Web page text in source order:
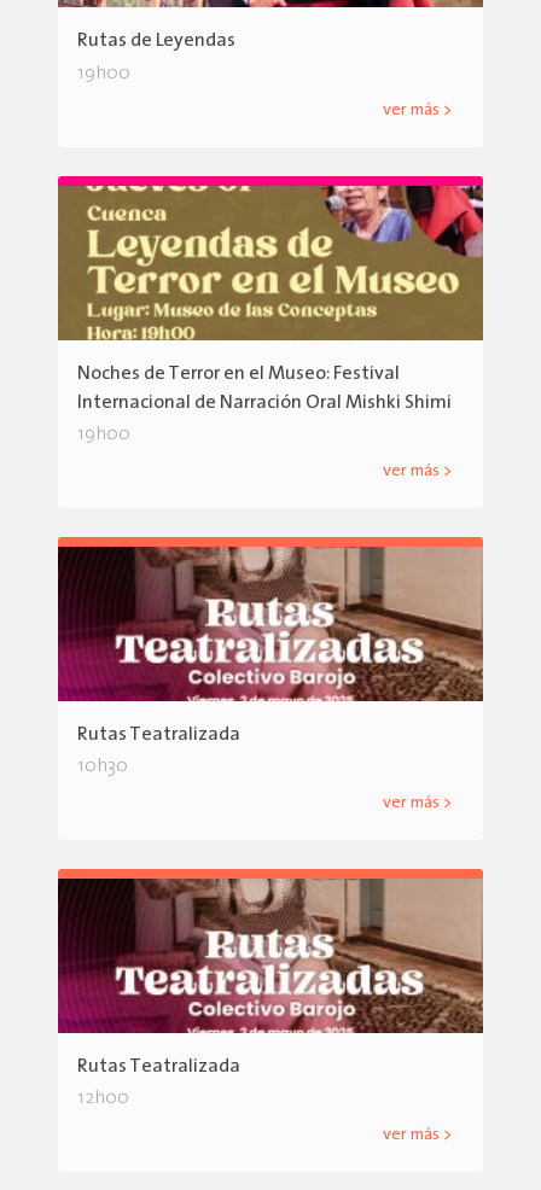
Rutas de Leyendas
19h00
ver más >
Noches de Terror en el Museo: Festival
Internacional de Narración Oral Mishki Shimi
19h00
ver más >
Rutas Teatralizada
10h30
ver más >
Rutas Teatralizada
12h00
ver más >